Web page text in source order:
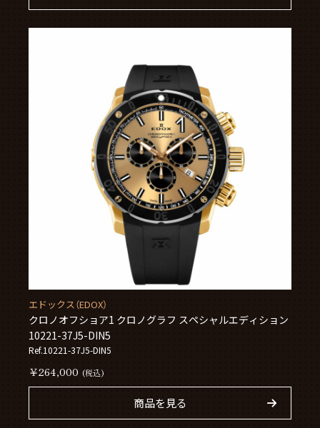
エドックス（EDOX）
クロノオフショア1 クロノグラフ スペシャルエディション
10221-37J5-DIN5
Ref.10221-37J5-DIN5
￥264,000 (税込)
商品を見る